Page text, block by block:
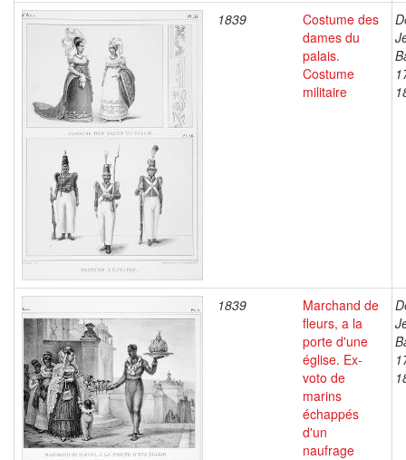
1839
Costume des
dames du
palais.
Costume
militaire
1839
Marchand de
fleurs, a la
porte d'une
église. Ex-
voto de
marins
échappés
d'un
naufrage